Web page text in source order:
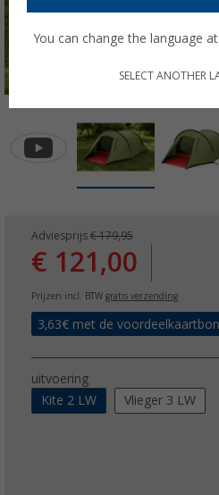
Adviesprijs € 179,95
€ 121,00
Prijzen incl. BTW gratis verzending
3,63€ met de
uitvoering
Kite 2 LW
Vlieger 3 LW
You can change the language
SELECT ANOTHER